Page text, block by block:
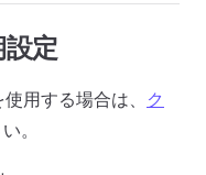
定
用する場合は、 ク
。